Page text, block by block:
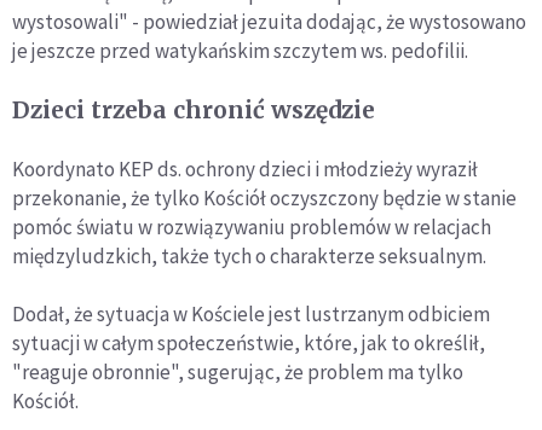
wystosowali" - powiedział jezuita dodając, że wystosowano
je jeszcze przed watykańskim szczytem ws. pedofilii.
Dzieci trzeba chronić wszędzie
Koordynato KEP ds. ochrony dzieci i młodzieży wyraził
przekonanie, że tylko Kościół oczyszczony będzie w stanie
pomóc światu w rozwiązywaniu problemów w relacjach
międzyludzkich, także tych o charakterze seksualnym.
Dodał, że sytuacja w Kościele jest lustrzanym odbiciem
sytuacji w całym społeczeństwie, które, jak to określił,
"reaguje obronnie", sugerując, że problem ma tylko
Kościół.